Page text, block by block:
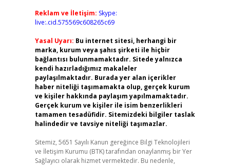
Reklam ve İletişim: Skype:
live:.cid.575569c608265c69
Yasal Uyarı: Bu internet sitesi, herhangi bir
marka, kurum veya şahıs şirketi ile hiçbir
bağlantısı bulunmamaktadır. Sitede yalnızca
kendi hazırladığımız makaleler
paylaşılmaktadır. Burada yer alan içerikler
haber niteliği taşımamakta olup, gerçek kurum
ve kişiler hakkında paylaşım yapılmamaktadır.
Gerçek kurum ve kişiler ile isim benzerlikleri
tamamen tesadüfidir. Sitemizdeki bilgiler taslak
halindedir ve tavsiye niteliği taşımazlar.
Sitemiz, 5651 Sayılı Kanun gereğince Bilgi Teknolojileri
ve İletişim Kurumu (BTK) tarafından onaylanmış bir Yer
Sağlayıcı olarak hizmet vermektedir. Bu nedenle,